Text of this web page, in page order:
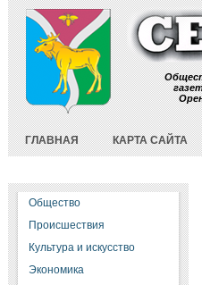
ГЛАВНАЯ КАРТА САЙТА
Общество
Происшествия
Культура и искусство
Экономика